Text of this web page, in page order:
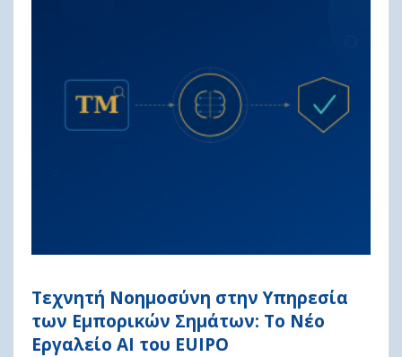
Τεχνητή Νοημοσύνη στην Υπηρεσία
των Εμπορικών Σημάτων: Το Νέο
Εργαλείο AI του EUIPO